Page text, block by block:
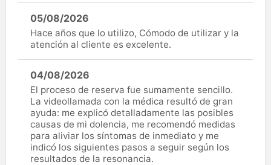
05/08/2026
Hace años que lo utilizo, Cómodo de utilizar y la
atención al cliente es excelente.
04/08/2026
El proceso de reserva fue sumamente sencillo.
La videollamada con la médica resultó de gran
ayuda: me explicó detalladamente las posibles
causas de mi dolencia, me recomendó medidas
para aliviar los síntomas de inmediato y me
indicó los siguientes pasos a seguir según los
resultados de la resonancia.